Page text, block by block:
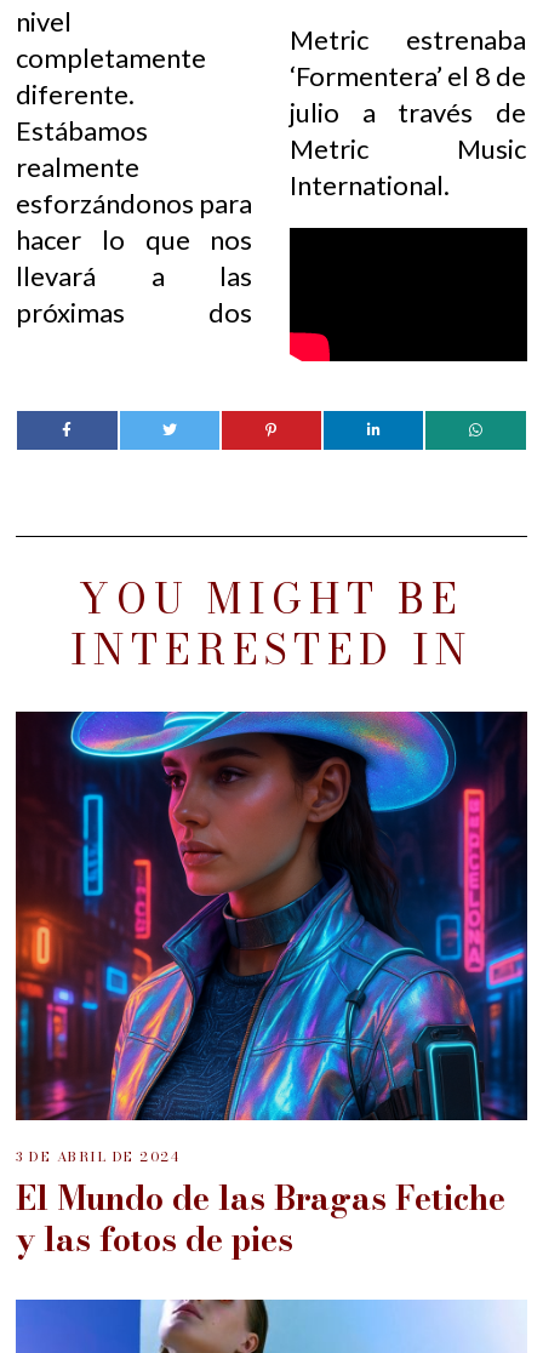
nivel
completamente
diferente.
Estábamos
realmente
esforzándonos para
hacer lo que nos
llevará a las
próximas dos
Metric estrenaba
‘Formentera’ el 8 de
julio a través de
Metric Music
International.
YOU MIGHT BE
INTERESTED IN
3 DE ABRIL DE 2024
El Mundo de las Bragas Fetiche
y las fotos de pies